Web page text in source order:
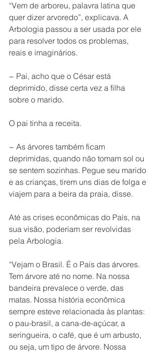
“Vem de arboreu, palavra latina que
quer dizer arvoredo”, explicava. A
Arbologia passou a ser usada por ele
para resolver todos os problemas,
reais e imaginários.
− Pai, acho que o César está
deprimido, disse certa vez a filha
sobre o marido.
O pai tinha a receita.
− As árvores também ficam
deprimidas, quando não tomam sol ou
se sentem sozinhas. Pegue seu marido
e as crianças, tirem uns dias de folga e
viajem para a beira da praia, disse.
Até as crises econômicas do País, na
sua visão, poderiam ser revolvidas
pela Arbologia.
“Vejam o Brasil. É o País das árvores.
Tem árvore até no nome. Na nossa
bandeira prevalece o verde, das
matas. Nossa história econômica
sempre esteve relacionada às plantas:
o pau-brasil, a cana-de-açúcar, a
seringueira, o café, que é um arbusto,
ou seja, um tipo de árvore. Nossa